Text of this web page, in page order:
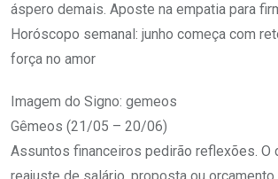
áspero demais. Aposte na empatia para
Horóscopo semanal: junho começa com
força no amor
Imagem do Signo: gemeos
Gêmeos (21/05 – 20/06)
Assuntos financeiros pedirão reflexões. O